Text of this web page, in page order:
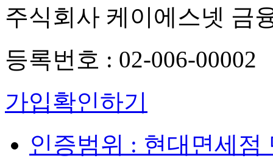
주식회사 케이에스넷 금
등록번호 : 02-006-00002
가입확인하기
인증범위 : 현대면세점